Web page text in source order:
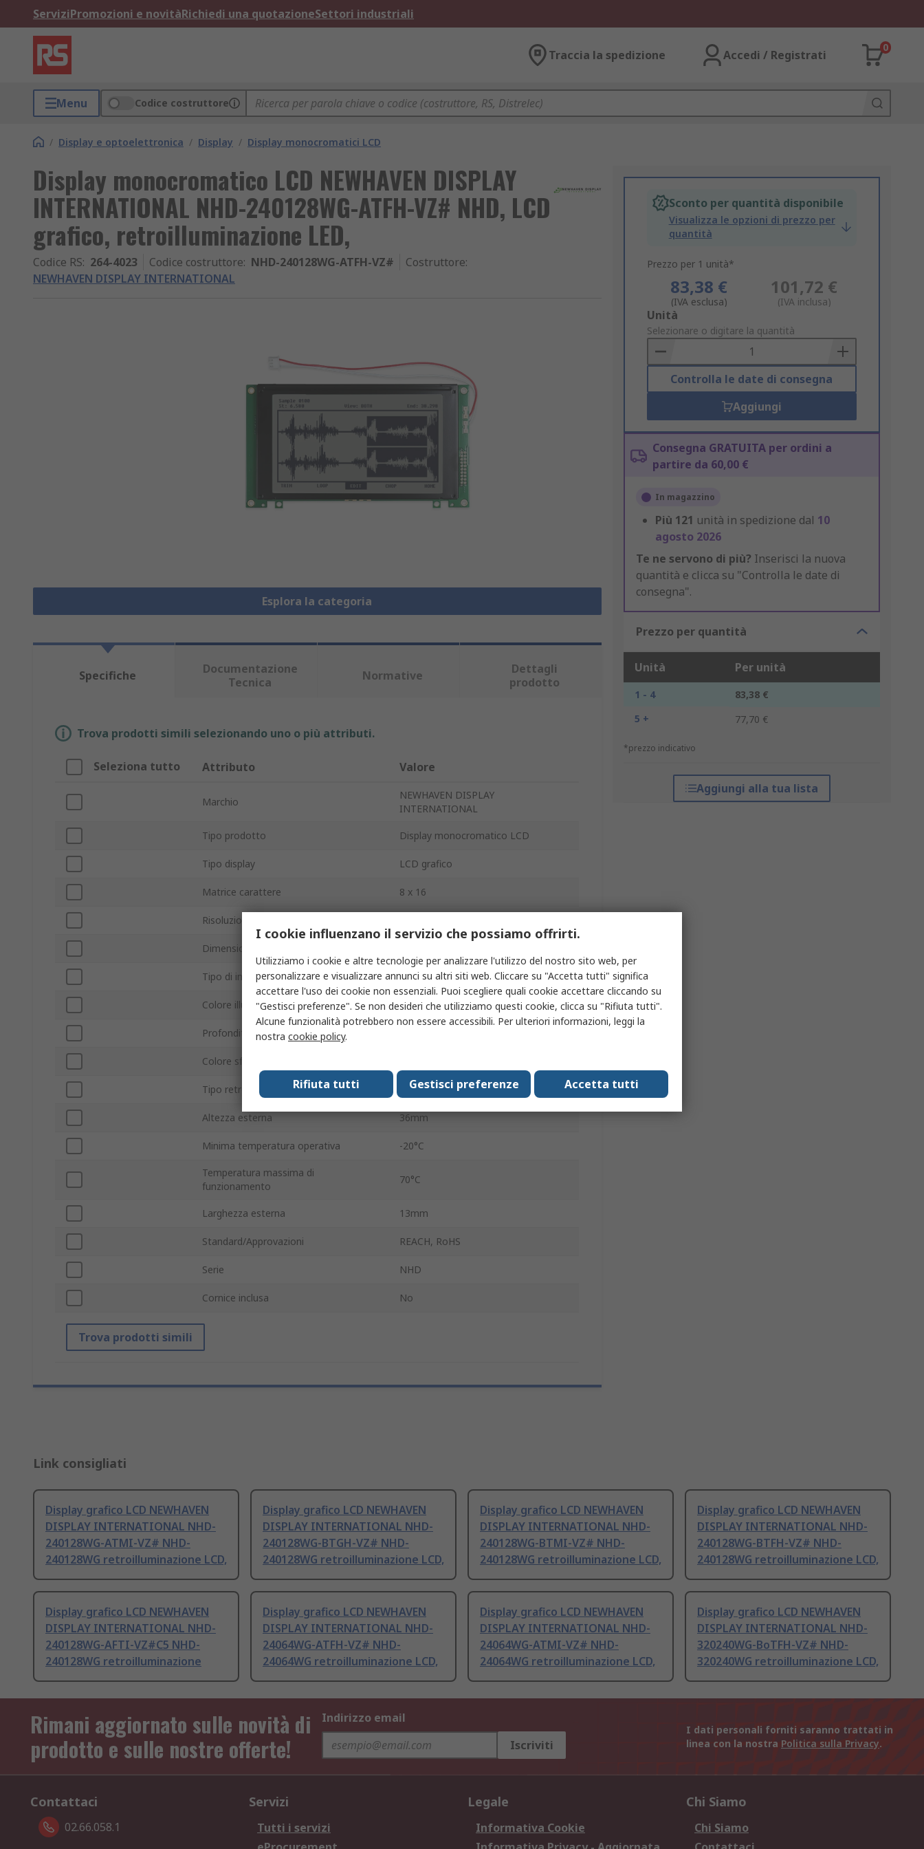
ServiziPromozioni e novitàRichiedi una quotazioneSettori industriali
Traccia la spedizione Accedi / Registrati
0
Menu Codice costruttore
/ Display e optoelettronica / Display / Display monocromatici LCD
Display monocromatico LCD NEWHAVEN DISPLAY
INTERNATIONAL NHD-240128WG-ATFH-VZ# NHD, LCD
grafico, retroilluminazione LED,
Codice RS: 264-4023 Codice costruttore: NHD-240128WG-ATFH-VZ# Costruttore:
NEWHAVEN DISPLAY INTERNATIONAL
Esplora la categoria
Sconto per quantità disponibile
Visualizza le opzioni di prezzo per
quantità
Prezzo per 1 unità*
83,38 €
(IVA esclusa)
101,72 €
(IVA inclusa)
Add
to
Basket
Unità
Selezionare o digitare la quantità
Controlla le date di consegna
Aggiungi
Consegna GRATUITA per ordini a
partire da 60,00 €
In magazzino
Più 121 unità in spedizione dal 10
agosto 2026
Te ne servono di più? Inserisci la nuova
quantità e clicca su "Controlla le date di
consegna".
Prezzo per quantità
Unità Per unità
1 - 4
83,38 €
5 +
77,70 €
*prezzo indicativo
Aggiungi alla tua lista
Specifiche
Documentazione
Tecnica
Normative
Dettagli
prodotto
Trova prodotti simili selezionando uno o più attributi.
Seleziona tutto Attributo Valore
Marchio
NEWHAVEN DISPLAY
INTERNATIONAL
Tipo prodotto Display monocromatico LCD
Tipo display LCD grafico
Matrice carattere 8 x 16
Risoluzione schermo
Dimensioni area di visualizzazione
Tipo di interfaccia Parallelo
Colore illuminazione Bianco
Profondità esterna
Colore sfondo
Tipo retroilluminazione LED
Altezza esterna 36mm
Minima temperatura operativa -20°C
Temperatura massima di
funzionamento
70°C
Larghezza esterna 13mm
Standard/Approvazioni REACH, RoHS
Serie NHD
Cornice inclusa No
Trova prodotti simili
Link consigliati
Display grafico LCD NEWHAVEN
DISPLAY INTERNATIONAL NHD-
240128WG-ATMI-VZ# NHD-
240128WG retroilluminazione LCD,
Display grafico LCD NEWHAVEN
DISPLAY INTERNATIONAL NHD-
240128WG-BTGH-VZ# NHD-
240128WG retroilluminazione LCD,
Display grafico LCD NEWHAVEN
DISPLAY INTERNATIONAL NHD-
240128WG-BTMI-VZ# NHD-
240128WG retroilluminazione LCD,
Display grafico LCD NEWHAVEN
DISPLAY INTERNATIONAL NHD-
240128WG-BTFH-VZ# NHD-
240128WG retroilluminazione LCD,
Display grafico LCD NEWHAVEN
DISPLAY INTERNATIONAL NHD-
240128WG-AFTI-VZ#C5 NHD-
240128WG retroilluminazione
Display grafico LCD NEWHAVEN
DISPLAY INTERNATIONAL NHD-
24064WG-ATFH-VZ# NHD-
24064WG retroilluminazione LCD,
Display grafico LCD NEWHAVEN
DISPLAY INTERNATIONAL NHD-
24064WG-ATMI-VZ# NHD-
24064WG retroilluminazione LCD,
Display grafico LCD NEWHAVEN
DISPLAY INTERNATIONAL NHD-
320240WG-BoTFH-VZ# NHD-
320240WG retroilluminazione LCD,
Rimani aggiornato sulle novità di
prodotto e sulle nostre offerte!
Indirizzo email
Iscriviti
I dati personali forniti saranno trattati in
linea con la nostra Politica sulla Privacy.
Contattaci
02.66.058.1
Servizi
Tutti i servizi
Legale
Informativa Cookie
Chi Siamo
Chi Siamo
I cookie influenzano il servizio che possiamo offrirti.
Utilizziamo i cookie e altre tecnologie per analizzare l'utilizzo del nostro sito web, per
personalizzare e visualizzare annunci su altri siti web. Cliccare su "Accetta tutti" significa
accettare l'uso dei cookie non essenziali. Puoi scegliere quali cookie accettare cliccando su
"Gestisci preferenze". Se non desideri che utilizziamo questi cookie, clicca su "Rifiuta tutti".
Alcune funzionalità potrebbero non essere accessibili. Per ulteriori informazioni, leggi la
nostra cookie policy.
Accetta tutti
Gestisci preferenze
Rifiuta tutti